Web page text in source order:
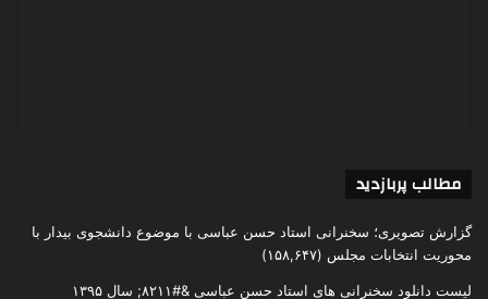
مطالب پربازدید
گزارش تصویری؛ سخنرانی استاد حسن عباسی با موضوع دانشجوی بیدار با
محوریت انتخابات مجلس (۱۵۸,۶۴۷)
لیست دانلود سخنرانی های استاد حسن عباسی &#۸۲۱۱; سال ۱۳۹۵